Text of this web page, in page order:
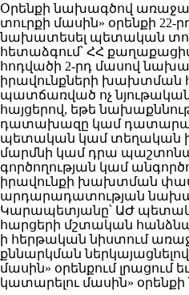
Օրենքի նախագծով
տուրքի մասին» օրենքի 22-
նախատեսել պետական
հետաձգում՝ ՀՀ
հոդվածի 2-րդ մասով
իրավունքների խախտման
պատճառված ոչ
հայցերով, եթե
դատախազը կամ
պետական կամ տեղական
մարմնի կամ դրա
գործողության կամ
իրավունքի խախտման
արդարադատության
Կարապետյանը՝ ԱԺ
հարցերի մշտական
ի հերթական նիստում
քննարկման
մասին» օրենքում լրացում
կատարելու մասին»